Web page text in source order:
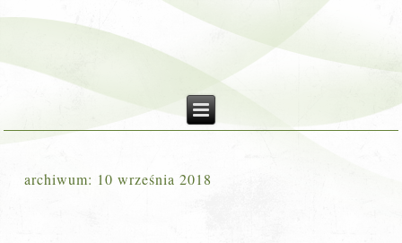
archiwum: 10 września 2018